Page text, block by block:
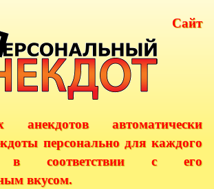
Сайт
анекдотов автоматически
персонально для каждого
в соответствии с его
вкусом.